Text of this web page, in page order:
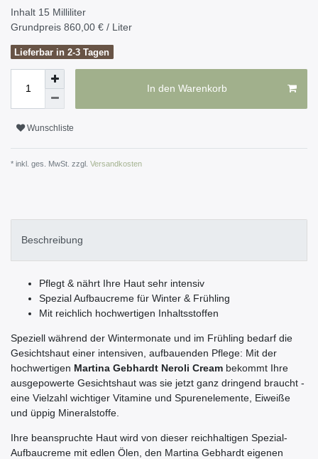
Inhalt 15 Milliliter
Grundpreis 860,00 € / Liter
Lieferbar in 2-3 Tagen
In den Warenkorb
Wunschliste
* inkl. ges. MwSt. zzgl. Versandkosten
Beschreibung
Pflegt & nährt Ihre Haut sehr intensiv
Spezial Aufbaucreme für Winter & Frühling
Mit reichlich hochwertigen Inhaltsstoffen
Speziell während der Wintermonate und im Frühling bedarf die
Gesichtshaut einer intensiven, aufbauenden Pflege: Mit der
hochwertigen Martina Gebhardt Neroli Cream bekommt Ihre
ausgepowerte Gesichtshaut was sie jetzt ganz dringend braucht -
eine Vielzahl wichtiger Vitamine und Spurenelemente, Eiweiße
und üppig Mineralstoffe.
Ihre beanspruchte Haut wird von dieser reichhaltigen Spezial-
Aufbaucreme mit edlen Ölen, den Martina Gebhardt eigenen